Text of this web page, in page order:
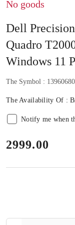
No goods
Dell
Quadro
Windows 11
The Symbol :
The Availability Of :
Notify me when
price:
2999.00